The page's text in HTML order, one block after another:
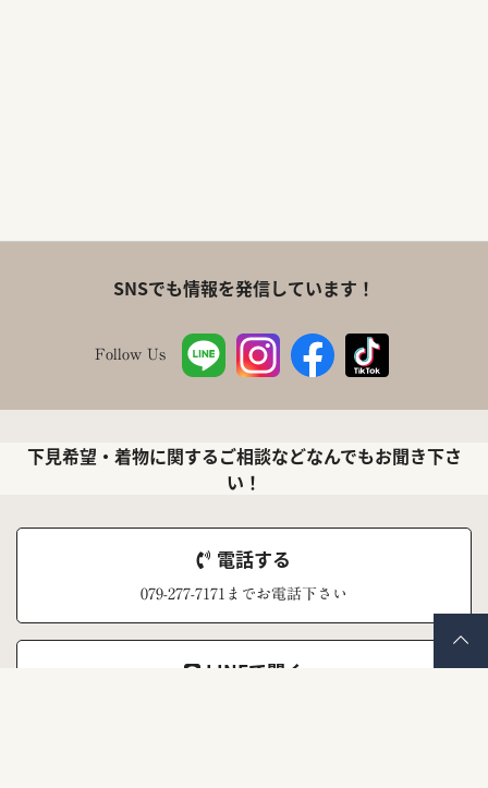
SNSでも情報を発信しています！
Follow Us
下見希望・着物に関するご相談などなんでもお聞き下さ
い！
電話する
079-277-7171までお電話下さい
LINEで聞く